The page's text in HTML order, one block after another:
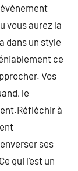
vous aurez la
dans un style
ce
Vos
le
à
ses
qui l’est un